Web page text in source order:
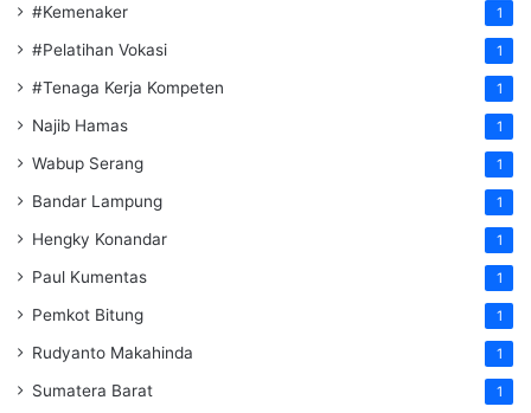
#Kemenaker 1
#Pelatihan Vokasi 1
#Tenaga Kerja Kompeten 1
Najib Hamas 1
Wabup Serang 1
Bandar Lampung 1
Hengky Konandar 1
Paul Kumentas 1
Pemkot Bitung 1
Rudyanto Makahinda 1
Sumatera Barat 1